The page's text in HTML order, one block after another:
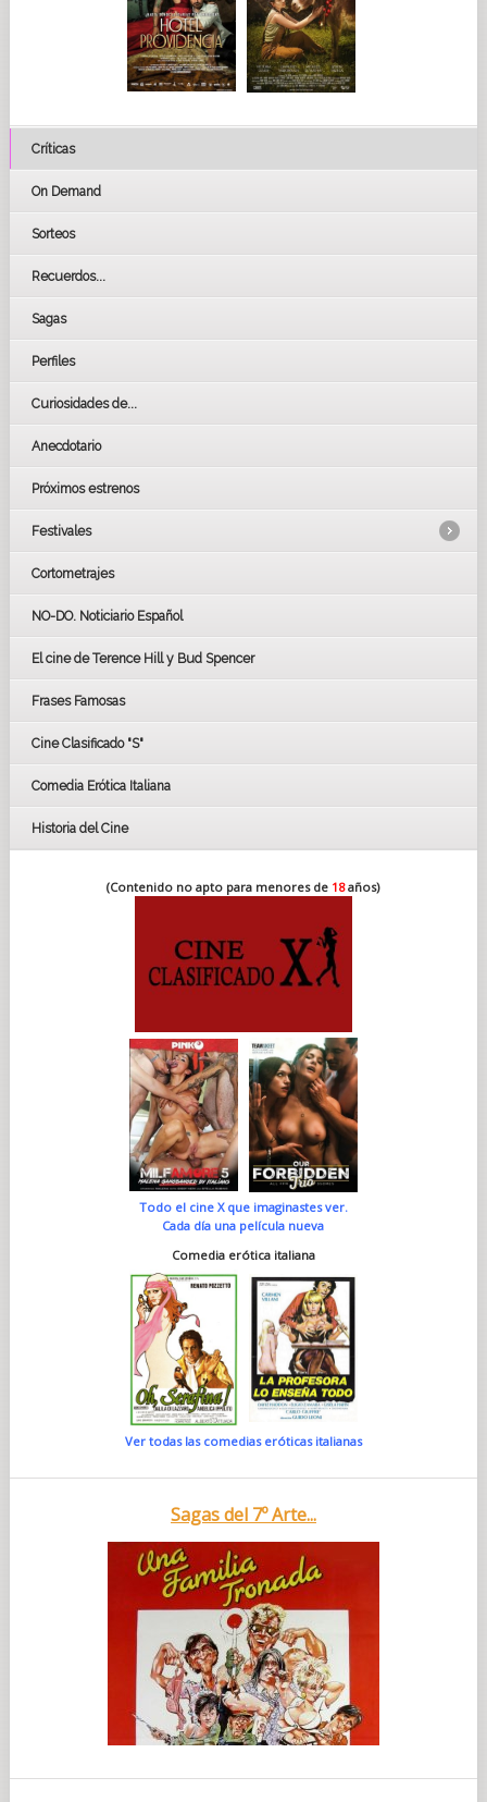
Críticas
On Demand
Sorteos
Recuerdos...
Sagas
Perfiles
Curiosidades de...
Anecdotario
Próximos estrenos
Festivales
LOS OSCARS
GOYAS
BAFTA
Cortometrajes
NO-DO. Noticiario Español
El cine de Terence Hill y Bud Spencer
Frases Famosas
Cine Clasificado "S"
Comedia Erótica Italiana
Historia del Cine
(Contenido no apto para menores de 18años)
Todo el cine X que imaginastes ver.
Cada día una película nueva
Comedia erótica italiana
Ver todas las comedias eróticas italianas
Sagas del 7º Arte...